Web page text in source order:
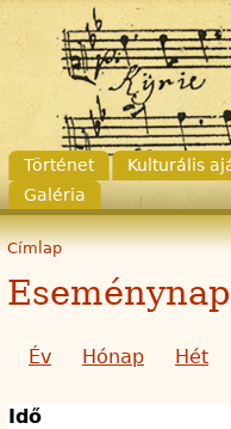
Történet
Kulturális
Galéria
Címlap
Év Hónap Hét
Idő